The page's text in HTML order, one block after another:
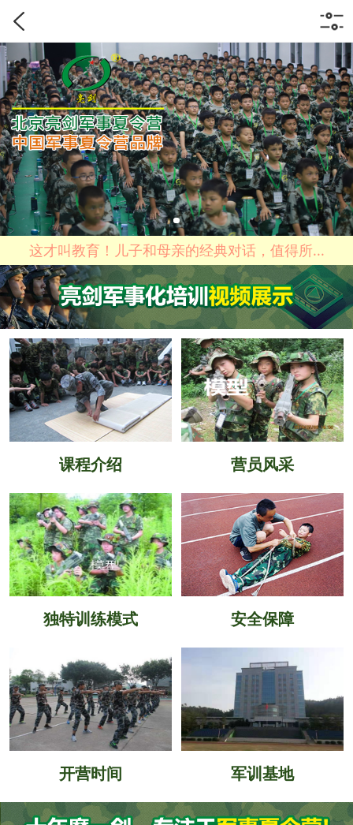
这才叫教育！儿子和母亲的经典对话，值得所...
课程介绍 营员风采
独特训练模式 安全保障
开营时间 军训基地